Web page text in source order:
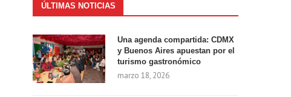
ÚLTIMAS NOTICIAS
Una agenda compartida: CDMX
y Buenos Aires apuestan por el
turismo gastronómico
marzo 18, 2026